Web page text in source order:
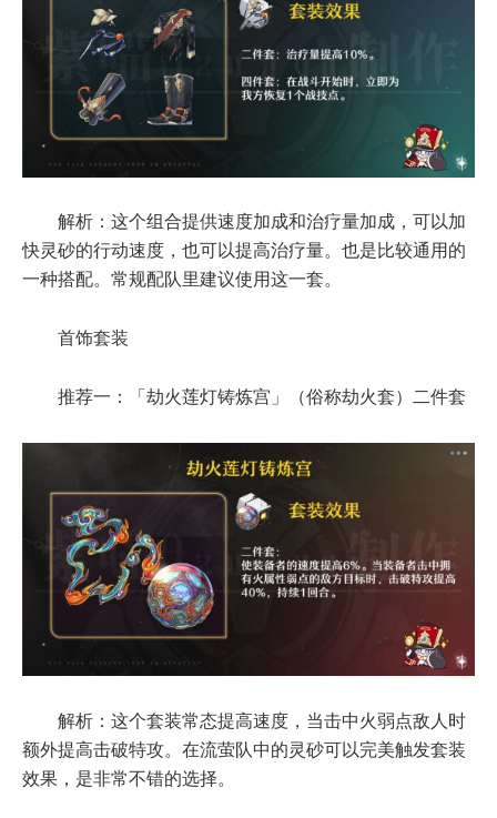
解析：这个组合提供速度加成和治疗量加成，可以加
快灵砂的行动速度，也可以提高治疗量。也是比较通用的
一种搭配。常规配队里建议使用这一套。
首饰套装
推荐一：「劫火莲灯铸炼宫」（俗称劫火套）二件套
解析：这个套装常态提高速度，当击中火弱点敌人时
额外提高击破特攻。在流萤队中的灵砂可以完美触发套装
效果，是非常不错的选择。